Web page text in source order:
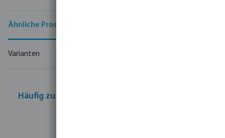
Ähnliche Produkte
Varianten
Häufig zusammen gekauft